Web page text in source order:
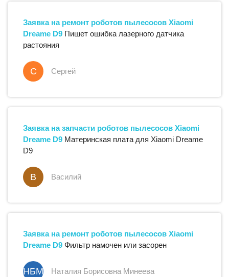
Заявка на ремонт роботов пылесосов Xiaomi
Dreame D9 Пишет ошибка лазерного датчика
растояния
С Сергей
Заявка на запчасти роботов пылесосов Xiaomi
Dreame D9 Материнская плата для Xiaomi Dreame
D9
В Василий
Заявка на ремонт роботов пылесосов Xiaomi
Dreame D9 Фильтр намочен или засорен
НБМ Наталия Борисовна Минеева